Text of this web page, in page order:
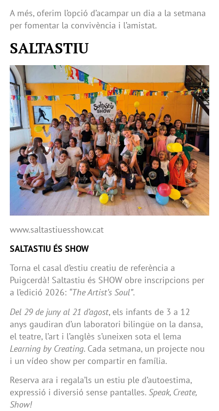
A més, oferim l’opció d’acampar un dia a la setmana
per fomentar la convivència i l’amistat.
SALTASTIU
www.saltastiuesshow.cat
SALTASTIU ÉS SHOW
Torna el casal d’estiu creatiu de referència a
Puigcerdà! Saltastiu és SHOW obre inscripcions per
a l’edició 2026: “The Artist’s Soul”.
Del 29 de juny al 21 d’agost, els infants de 3 a 12
anys gaudiran d’un laboratori bilingüe on la dansa,
el teatre, l’art i l’anglès s’uneixen sota el lema
Learning by Creating. Cada setmana, un projecte nou
i un vídeo show per compartir en família.
Reserva ara i regala’ls un estiu ple d’autoestima,
expressió i diversió sense pantalles. Speak, Create,
Show!